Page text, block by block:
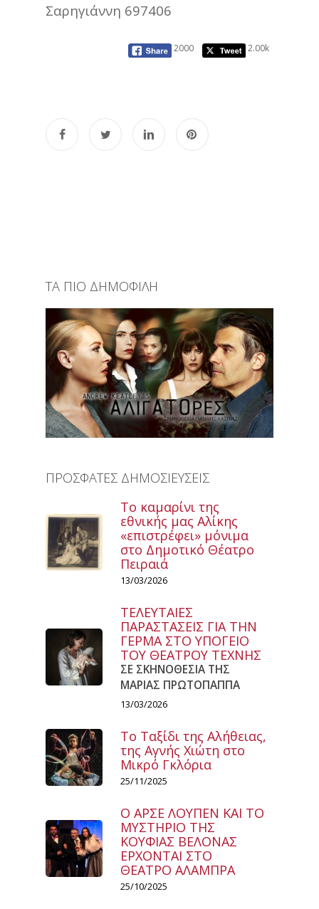
Σαρηγιάννη 697406
2000 2.00k
ΤΑ ΠΙΟ ΔΗΜΟΦΙΛΗ
ΠΡΟΣΦΑΤΕΣ ΔΗΜΟΣΙΕΥΣΕΙΣ
Το καμαρίνι της
εθνικής μας Αλίκης
«επιστρέφει» μόνιμα
στο Δημοτικό Θέατρο
Πειραιά
13/03/2026
ΤΕΛΕΥΤΑΙΕΣ
ΠΑΡΑΣΤΑΣΕΙΣ ΓΙΑ ΤΗΝ
ΓΕΡΜΑ ΣΤΟ ΥΠΟΓΕΙΟ
ΤΟΥ ΘΕΑΤΡΟΥ ΤΕΧΝΗΣ
ΣΕ ΣΚΗΝΟΘΕΣΙΑ ΤΗΣ
ΜΑΡΙΑΣ ΠΡΩΤΟΠΑΠΠΑ
13/03/2026
Το Ταξίδι της Αλήθειας,
της Αγνής Χιώτη στο
Μικρό Γκλόρια
25/11/2025
Ο ΑΡΣΕ ΛΟΥΠΕΝ ΚΑΙ ΤΟ
ΜΥΣΤΗΡΙΟ ΤΗΣ
ΚΟΥΦΙΑΣ ΒΕΛΟΝΑΣ
ΕΡΧΟΝΤΑΙ ΣΤΟ
ΘΕΑΤΡΟ ΑΛΑΜΠΡΑ
25/10/2025